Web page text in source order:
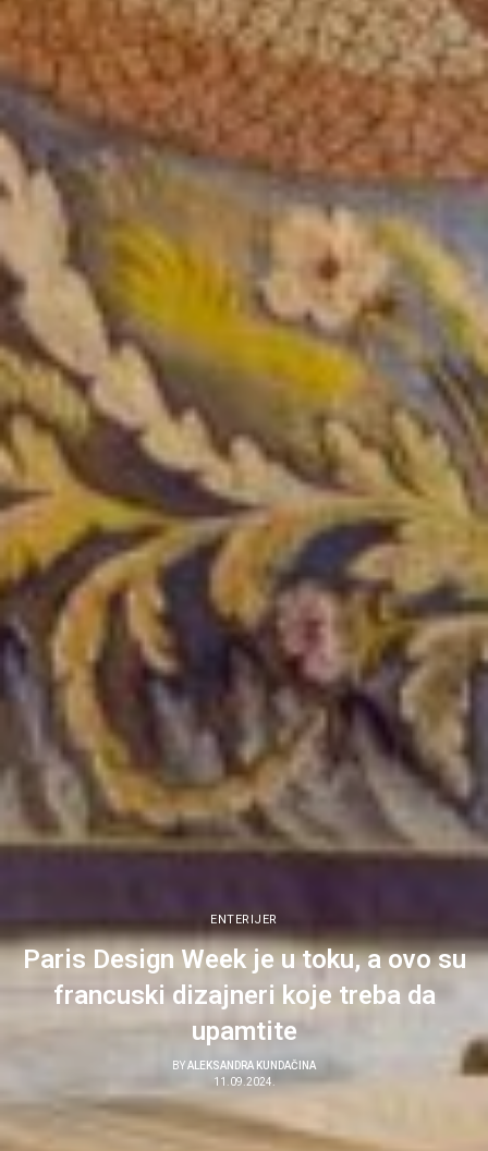
ENTERIJER
Paris Design Week je u toku, a ovo su
francuski dizajneri koje treba da
upamtite
BYALEKSANDRA KUNDAČINA
11.09.2024.